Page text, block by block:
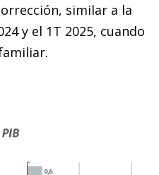
similar a la
y el 1T 2025, cuando